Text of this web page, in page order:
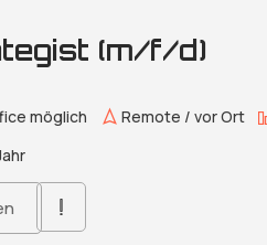
(m/f/d)
möglich Remote / vor Ort